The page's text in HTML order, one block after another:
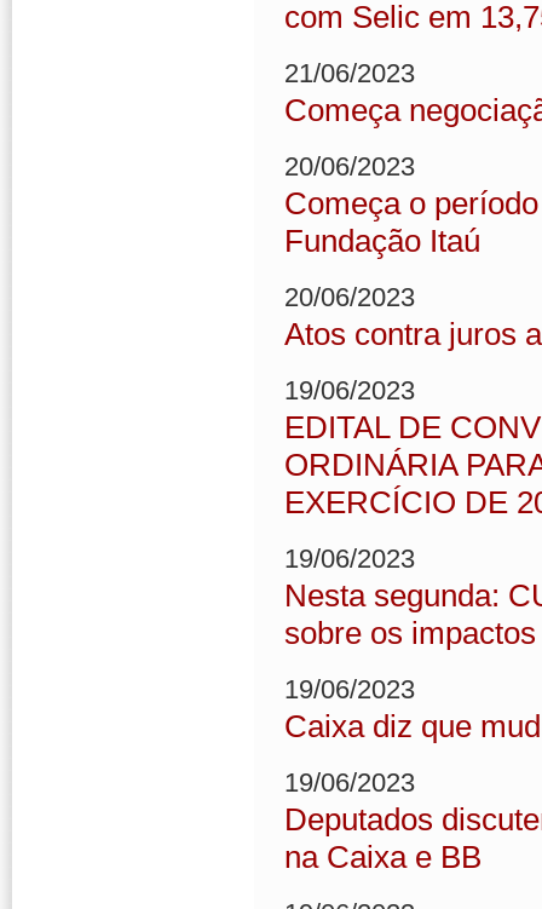
com Selic em
21/06/2023
Começa
20/06/2023
Começa o
Fundação Itaú
20/06/2023
Atos contra juros
19/06/2023
EDITAL DE
ORDINÁRIA
EXERCÍCIO DE
19/06/2023
Nesta segunda:
sobre os
19/06/2023
Caixa diz que
19/06/2023
Deputados
na Caixa e BB